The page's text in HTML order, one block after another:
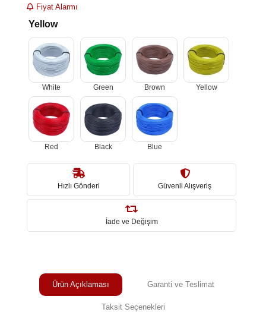
Fiyat Alarmı
Yellow
White Green Brown Yellow
Red Black Blue
Hızlı Gönderi Güvenli Alışveriş
İade ve Değişim
Ürün Açıklaması Garanti ve Teslimat
Taksit Seçenekleri